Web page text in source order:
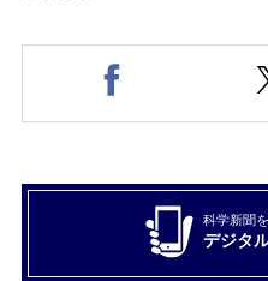
科学新聞
デジタ